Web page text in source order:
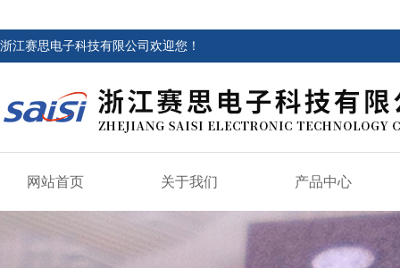
浙江赛思电子科技有限公司欢迎您！
网站首页 关于我们 产品中心